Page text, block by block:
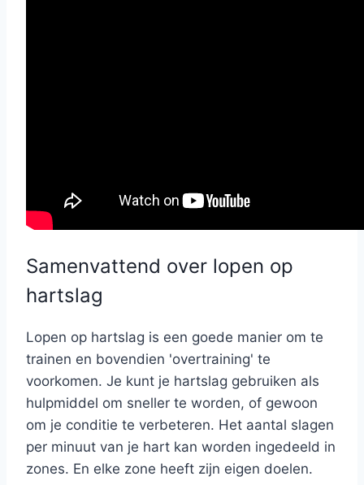
Samenvattend over lopen op
hartslag
Lopen op hartslag is een goede manier om te
trainen en bovendien 'overtraining' te
voorkomen. Je kunt je hartslag gebruiken als
hulpmiddel om sneller te worden, of gewoon
om je conditie te verbeteren. Het aantal slagen
per minuut van je hart kan worden ingedeeld in
zones. En elke zone heeft zijn eigen doelen.